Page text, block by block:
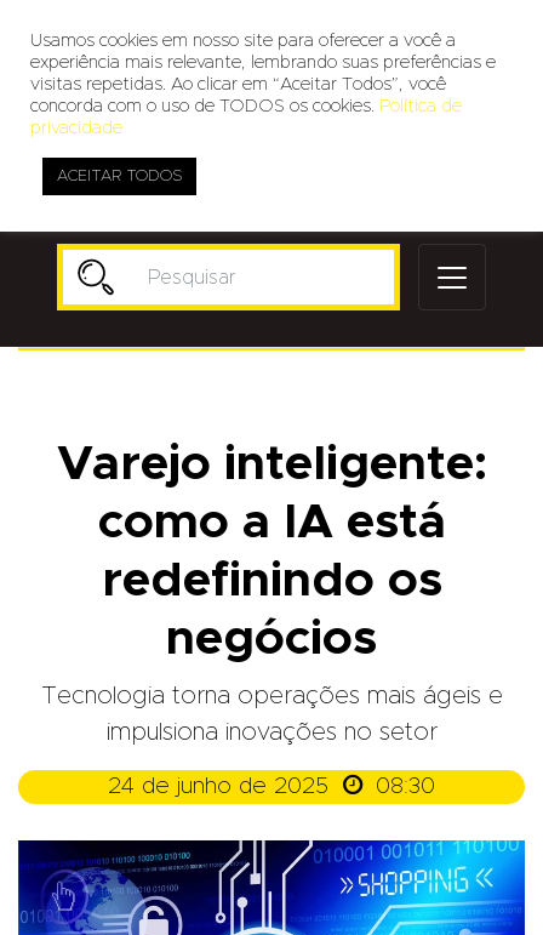
Varejo inteligente:
como a IA está
redefinindo os
negócios
Tecnologia torna operações mais ágeis e
impulsiona inovações no setor
24 de junho de 2025  08:30
Usamos cookies em nosso site para oferecer a você a
experiência mais relevante, lembrando suas preferências e
visitas repetidas. Ao clicar em “Aceitar Todos”, você
concorda com o uso de TODOS os cookies. Política de
privacidade
ACEITAR TODOS